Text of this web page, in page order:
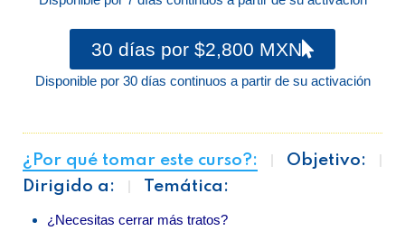
30 días por $2,800 MXN
Disponible por 30 días continuos a partir de su activación
¿Por qué tomar este curso?:
Objetivo:
Dirigido a:
Temática:
¿Necesitas cerrar más tratos?